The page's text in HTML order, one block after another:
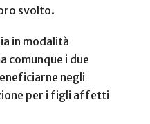
svolto.
in modalità
comunque i due
negli
per i figli affetti